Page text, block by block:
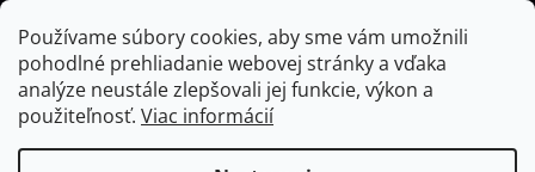
Používame súbory cookies, aby sme vám umožnili
pohodlné prehliadanie webovej stránky a vďaka
analýze neustále zlepšovali jej funkcie, výkon a
použiteľnosť. Viac informácií
Prejsť
na
obsah
Hľadať
Domov
/ Domácnosť / Záhrada / Heureka.sk | Dielňa, stavba, záhrada
| Náradie pre dielňu a záhradu | Záhradné náradie a technika
| Záhradné náradie | Motyky
kopanie 130cm Tramontina Garden